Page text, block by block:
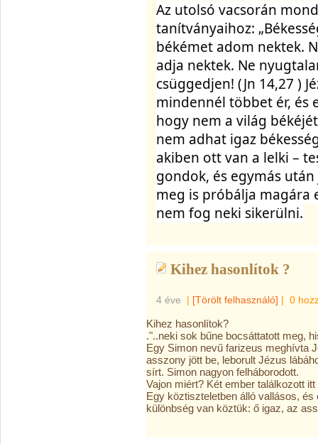
Az utolsó vacsorán
tanítványaihoz:
békémet adom nektek.
adja nektek. Ne
csüggedjen! (Jn 14,27 )
mindennél többet ér, és
hogy nem a világ
nem adhat igaz
akiben ott van a lelki –
gondok, és egymás
meg is próbálja magára
nem fog neki sikerülni.
Kihez hasonlítok ?
4 éve | [Törölt felhasználó] | 0
Kihez hasonlítok?
."..neki sok bűne bocsáttatott meg,
Egy Simon nevű farizeus meghívta
asszony jött be, leborult Jézus
sírt. Simon nagyon felháborodott.
Vajon miért? Két ember találkozott
Egy köztiszteletben álló vallásos,
különbség van köztük: ő igaz, az